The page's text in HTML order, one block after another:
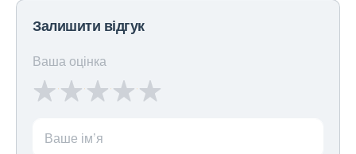
Залишити відгук
Ваша оцінка
Ваше ім’я